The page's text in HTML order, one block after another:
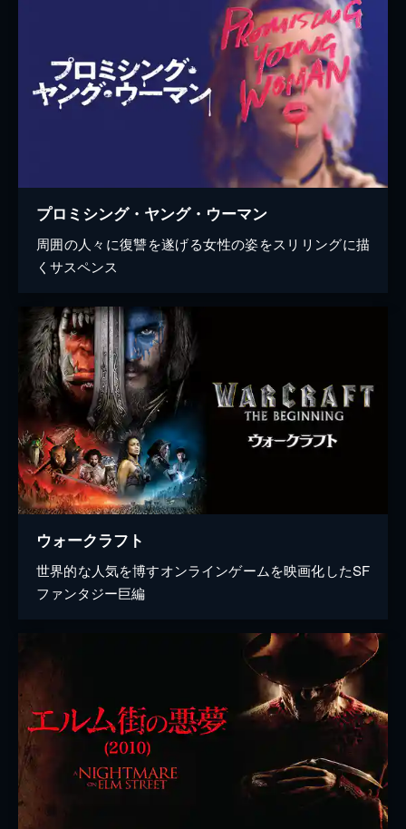
プロミシング・ヤング・ウーマン
周囲の人々に復讐を遂げる女性の姿をスリリングに描
くサスペンス
ウォークラフト
世界的な人気を博すオンラインゲームを映画化したSF
ファンタジー巨編